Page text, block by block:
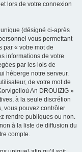
lors de votre connexion
(désigné ci-après
vous permettant
par « votre mot de
informations de votre
par les lois de
héberge notre serveur.
de votre mot de
An DROUIZIG »
à la seule discrétion
vous pouvez contrôler
rendre publiques ou non.
à la liste de diffusion du
compte.